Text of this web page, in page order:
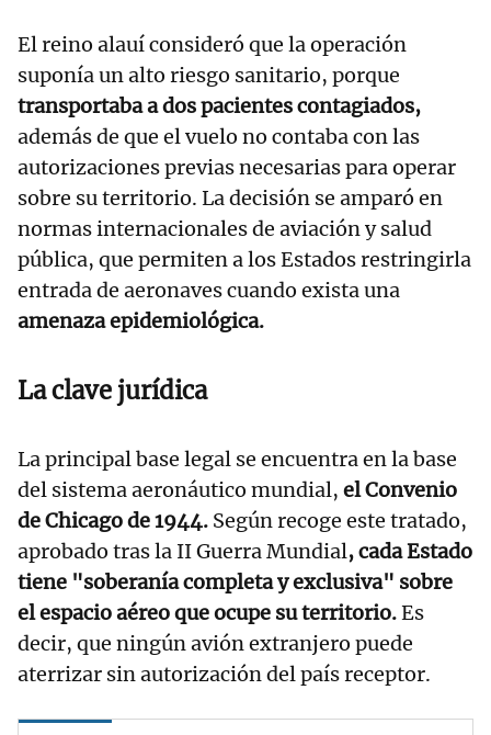
El reino alauí consideró que la operación
suponía un alto riesgo sanitario, porque
transportaba a dos pacientes contagiados,
además de que el vuelo no contaba con las
autorizaciones previas necesarias para operar
sobre su territorio. La decisión se amparó en
normas internacionales de aviación y salud
pública, que permiten a los Estados restringirla
entrada de aeronaves cuando exista una
amenaza epidemiológica.
La clave jurídica
La principal base legal se encuentra en la base
del sistema aeronáutico mundial, el Convenio
de Chicago de 1944. Según recoge este tratado,
aprobado tras la II Guerra Mundial, cada Estado
tiene "soberanía completa y exclusiva" sobre
el espacio aéreo que ocupe su territorio.Es
decir, que ningún avión extranjero puede
aterrizar sin autorización del país receptor.